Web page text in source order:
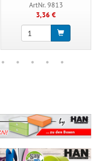
ArtNr. 9813
3,36 €